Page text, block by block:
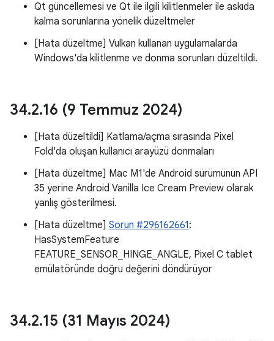
Qt güncellemesi ve Qt ile ilgili kilitlenmeler ile askıda
kalma sorunlarına yönelik düzeltmeler
[Hata düzeltme] Vulkan kullanan uygulamalarda
Windows'da kilitlenme ve donma sorunları düzeltildi.
34.2.16 (9 Temmuz 2024)
[Hata düzeltildi] Katlama/açma sırasında Pixel
Fold'da oluşan kullanıcı arayüzü donmaları
[Hata düzeltme] Mac M1'de Android sürümünün API
35 yerine Android Vanilla Ice Cream Preview olarak
yanlış gösterilmesi.
[Hata düzeltme] Sorun #296162661:
HasSystemFeature
FEATURE_SENSOR_HINGE_ANGLE, Pixel C tablet
emülatöründe doğru değerini döndürüyor
34.2.15 (31 Mayıs 2024)